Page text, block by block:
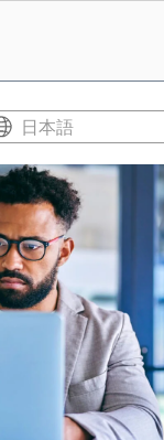
日本語